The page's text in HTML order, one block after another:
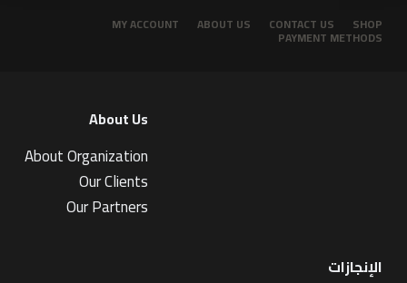
SHOP
CONTACT US
ABOUT US
MY ACCOUNT
PAYMENT METHODS
About Us
About Organization
Our Clients
Our Partners
الإنجازات